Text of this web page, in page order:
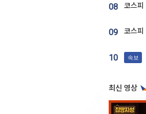
08
09
10 속보
최신 영상